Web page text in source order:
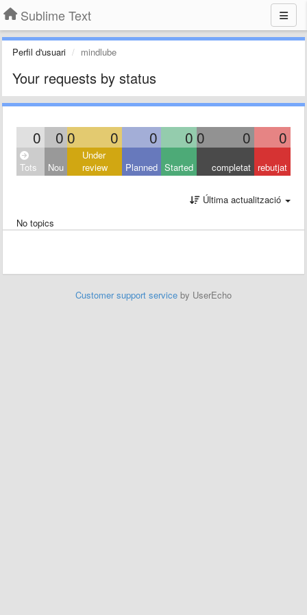
Sublime Text
Perfil d'usuari mindlube
Your requests by status
0 0 0 0 0 0 0 0 0
Tots Nou
Under
review
Planned Started completat rebutjat
Última actualització
No topics
Customer support service by UserEcho